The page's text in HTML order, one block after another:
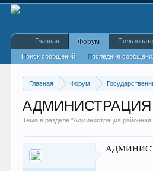
Главная Форум
Тема в разделе "Администрация районная
Главная Форум
Поиск сообщений Последние